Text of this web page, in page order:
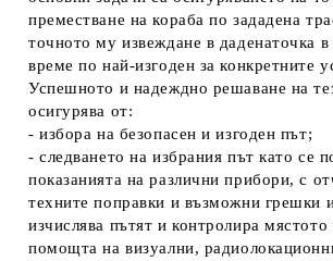
преместване на кораба по зададена
точното му извеждане в даденаточка в
време по най-изгоден за конкретните
Успешното и надеждно решаване на
осигурява от:
- избора на безопасен и изгоден път;
- следването на избрания път като се
показанията на различни прибори, с
техните поправки и възможни грешки
изчислява пътят и контролира мястото
помощта на визуални,